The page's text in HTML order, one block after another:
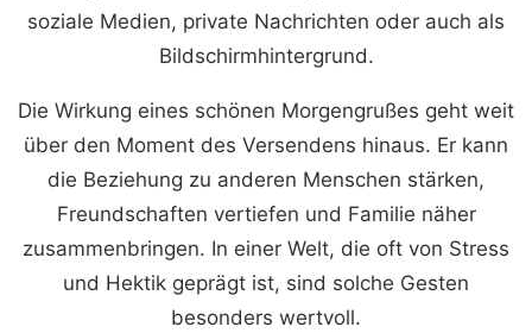
soziale Medien, private Nachrichten oder auch als
Bildschirmhintergrund.
Die Wirkung eines schönen Morgengrußes geht weit
über den Moment des Versendens hinaus. Er kann
die Beziehung zu anderen Menschen stärken,
Freundschaften vertiefen und Familie näher
zusammenbringen. In einer Welt, die oft von Stress
und Hektik geprägt ist, sind solche Gesten
besonders wertvoll.